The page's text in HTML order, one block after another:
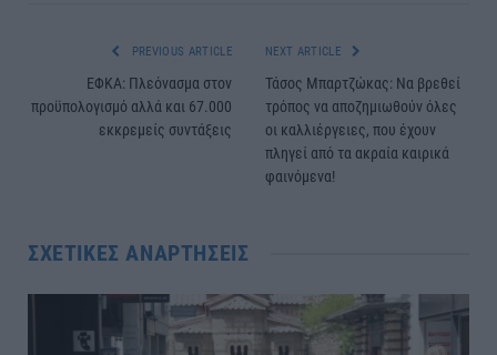
PREVIOUS ARTICLE
ΕΦΚΑ: Πλεόνασμα στον
προϋπολογισμό αλλά και 67.000
εκκρεμείς συντάξεις
NEXT ARTICLE
Τάσος Μπαρτζώκας: Να βρεθεί
τρόπος να αποζημιωθούν όλες
οι καλλιέργειες, που έχουν
πληγεί από τα ακραία καιρικά
φαινόμενα!
ΣΧΕΤΙΚΈΣ ΑΝΑΡΤΉΣΕΙΣ